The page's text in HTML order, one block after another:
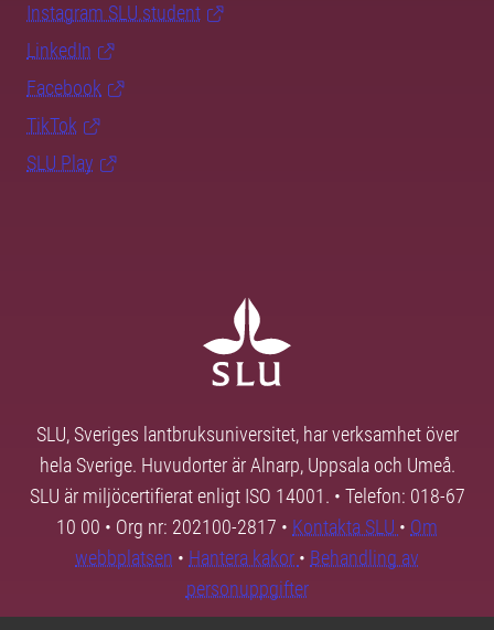
Instagram SLU.student
LinkedIn
Facebook
TikTok
SLU Play
SLU, Sveriges lantbruksuniversitet, har verksamhet över
hela Sverige. Huvudorter är Alnarp, Uppsala och Umeå.
SLU är miljöcertifierat enligt ISO 14001. • Telefon: 018-67
10 00 • Org nr: 202100-2817 • Kontakta SLU • Om
webbplatsen • Hantera kakor • Behandling av
personuppgifter